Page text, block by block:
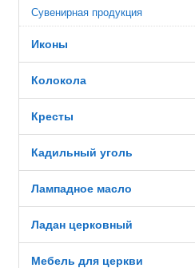
Сувенирная продукция
Иконы
Колокола
Кресты
Кадильный уголь
Лампадное масло
Ладан церковный
Мебель для церкви